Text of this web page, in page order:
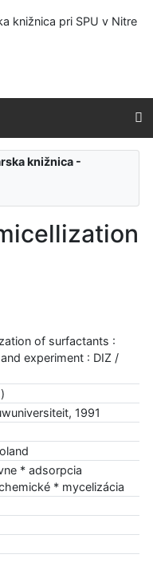
knižnica -
of surfactants :
experiment : DIZ /
1991
* adsorpcia
* mycelizácia